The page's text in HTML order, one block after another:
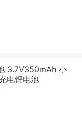
3.7V350mAh 小
电锂电池